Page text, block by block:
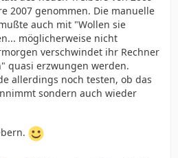
2007 genommen. Die manuelle
auch mit "Wollen sie
möglicherweise nicht
verschwindet ihr Rechner
quasi erzwungen werden.
allerdings noch testen, ob das
sondern auch wieder